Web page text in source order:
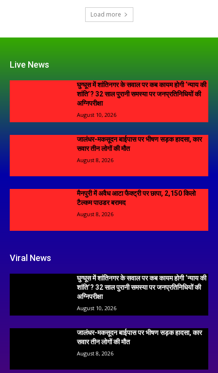
Load more
Live News
घुग्घूस में शांतिनगर के सवाल पर कब कायम होगी ‘न्याय की
शांति’? 32 साल पुरानी समस्या पर जनप्रतिनिधियों की
अग्निपरीक्षा
August 10, 2026
जालंधर-मकसूदन बाईपास पर भीषण सड़क हादसा, कार
सवार तीन लोगों की मौत
August 8, 2026
मैनपुरी में अवैध आटा फैक्ट्री पर छापा, 2,150 किलो
टैल्कम पाउडर बरामद
August 8, 2026
Viral News
घुग्घूस में शांतिनगर के सवाल पर कब कायम होगी ‘न्याय की
शांति’? 32 साल पुरानी समस्या पर जनप्रतिनिधियों की
अग्निपरीक्षा
August 10, 2026
जालंधर-मकसूदन बाईपास पर भीषण सड़क हादसा, कार
सवार तीन लोगों की मौत
August 8, 2026